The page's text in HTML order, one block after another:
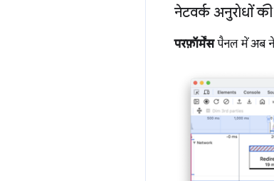
नेटवर्क अनुरोधों
परफ़ॉर्मेंसपैनल में अब